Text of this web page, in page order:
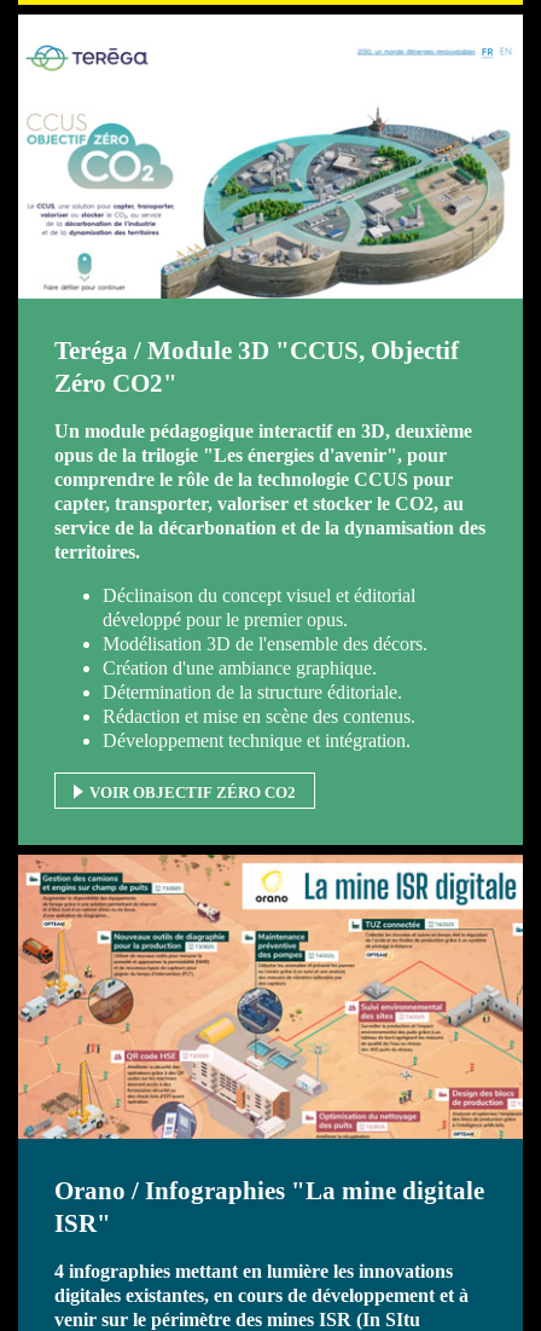
Teréga / Module 3D "CCUS, Objectif
Zéro CO2"
Un module pédagogique interactif en 3D, deuxième
opus de la trilogie "Les énergies d'avenir", pour
comprendre le rôle de la technologie CCUS pour
capter, transporter, valoriser et stocker le CO2, au
service de la décarbonation et de la dynamisation des
territoires.
Déclinaison du concept visuel et éditorial
développé pour le premier opus.
Modélisation 3D de l'ensemble des décors.
Création d'une ambiance graphique.
Détermination de la structure éditoriale.
Rédaction et mise en scène des contenus.
Développement technique et intégration.
VOIR OBJECTIF ZÉRO CO2
Orano / Infographies "La mine digitale
ISR"
4 infographies mettant en lumière les innovations
digitales existantes, en cours de développement et à
venir sur le périmètre des mines ISR (In SItu